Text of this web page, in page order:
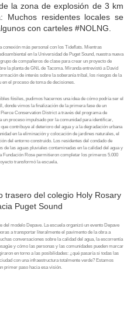
la zona de explosión de 3 km
Muchos residentes locales se
con carteles #NOLNG.
conexión más personal con los Tideflats. Mientras
en la Universidad de Puget Sound, nuestra nueva
de compañeros de clase para crear un proyecto de
la planta de GNL de Tacoma. Miranda entrevistó a David
de interés sobre la soberanía tribal, los riesgos de la
el proceso de toma de decisiones.
fósiles, pudimos hacernos una idea de cómo podría ser el
donde vimos la finalización de la primera fase de un
Conservation District a través del programa de
un proceso impulsado por la comunidad para identificar,
contribuye al deterioro del agua y a la degradación urbana
en la eliminación y colocación de jardines naturales, el
del entorno construido. Los residentes del condado de
de las aguas pluviales contaminadas en la calidad del agua y
Fundación Rose permitieron completar los primeros 5.000
transformó la escuela.
trasero del colegio Holy Rosary
Puget Sound
modelo Depave. La escuela organizó un evento Depave
a transportar literalmente el pavimento de la obra a
conversaciones sobre la calidad del agua, la escorrentía
y cómo las personas y las comunidades pueden marcar
en torno a las posibilidades: ¿qué pasaría si todas las
con una infraestructura totalmente verde? Estamos
primer paso hacia esa visión.